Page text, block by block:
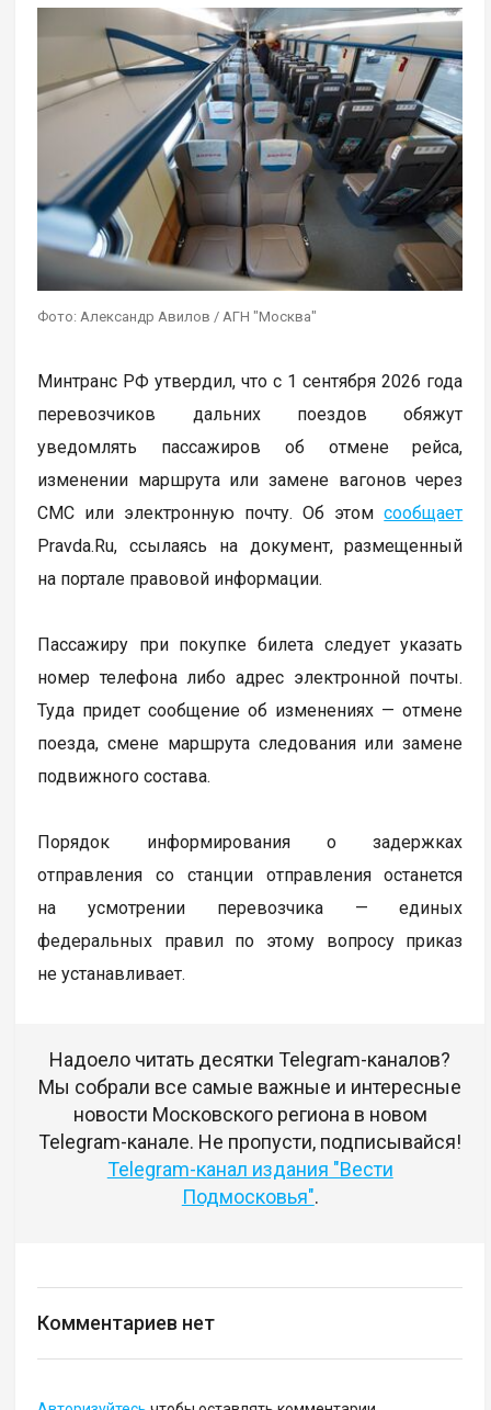
Фото: Александр Авилов / АГН "Москва"
Минтранс РФ утвердил, что с 1 сентября 2026 года
перевозчиков дальних поездов обяжут
уведомлять пассажиров об отмене рейса,
изменении маршрута или замене вагонов через
СМС или электронную почту. Об этомсообщает
Pravda.Ru, ссылаясь на документ, размещенный
на портале правовой информации.
Пассажиру при покупке билета следует указать
номер телефона либо адрес электронной почты.
Туда придет сообщение об изменениях — отмене
поезда, смене маршрута следования или замене
подвижного состава.
Порядок информирования о задержках
отправления со станции отправления останется
на усмотрении перевозчика — единых
федеральных правил по этому вопросу приказ
не устанавливает.
Надоело читать десятки Telegram-каналов?
Мы собрали все самые важные и интересные
новости Московского региона в новом
Telegram-канале. Не пропусти, подписывайся!
Telegram-канал издания "Вести
Подмосковья".
Комментариев нет